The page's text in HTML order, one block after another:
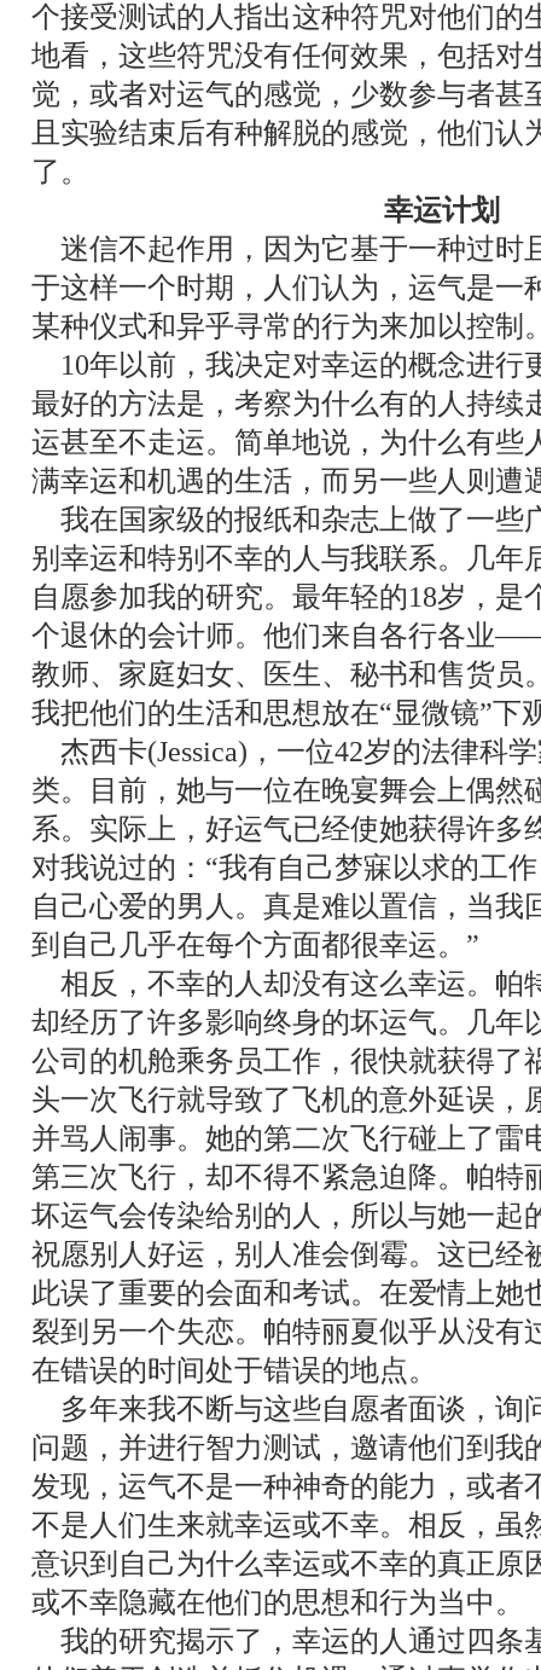
个接受测试的人指出这种符咒对他们的
地看，这些符咒没有任何效果，包括对
觉，或者对运气的感觉，少数参与者甚
且实验结束后有种解脱的感觉，他们认
了。
幸运计划
迷信不起作用，因为它基于一种过时
于这样一个时期，人们认为，运气是一
某种仪式和异乎寻常的行为来加以控制
10年以前，我决定对幸运的概念进行
最好的方法是，考察为什么有的人持续
运甚至不走运。简单地说，为什么有些
满幸运和机遇的生活，而另一些人则遭
我在国家级的报纸和杂志上做了一些
别幸运和特别不幸的人与我联系。几年
自愿参加我的研究。最年轻的18岁，是
个退休的会计师。他们来自各行各业
教师、家庭妇女、医生、秘书和售货员
我把他们的生活和思想放在“显微镜”下
杰西卡(Jessica)，一位42岁的法律科
类。目前，她与一位在晚宴舞会上偶然
系。实际上，好运气已经使她获得许多
对我说过的： “我有自己梦寐以求的工
自己心爱的男人。真是难以置信，当我
到自己几乎在每个方面都很幸运。 ”
相反，不幸的人却没有这么幸运。帕
却经历了许多影响终身的坏运气。几年
公司的机舱乘务员工作，很快就获得了
头一次飞行就导致了飞机的意外延误，
并骂人闹事。她的第二次飞行碰上了雷
第三次飞行，却不得不紧急迫降。帕特
坏运气会传染给别的人，所以与她一起
祝愿别人好运，别人准会倒霉。这已经
此误了重要的会面和考试。在爱情上她
裂到另一个失恋。帕特丽夏似乎从没有
在错误的时间处于错误的地点。
多年来我不断与这些自愿者面谈，询
问题，并进行智力测试，邀请他们到我
发现，运气不是一种神奇的能力，或者
不是人们生来就幸运或不幸。相反，虽
意识到自己为什么幸运或不幸的真正原
或不幸隐藏在他们的思想和行为当中。
我的研究揭示了，幸运的人通过四条